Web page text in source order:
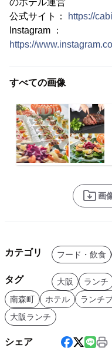
のホテル運営
公式サイト：
https://
Instagram ：
https://
すべての画像
画
カテゴリ フード・飲食
タグ 大阪 ランチ
南森町
ホテル ランチ
大阪ランチ
シェア